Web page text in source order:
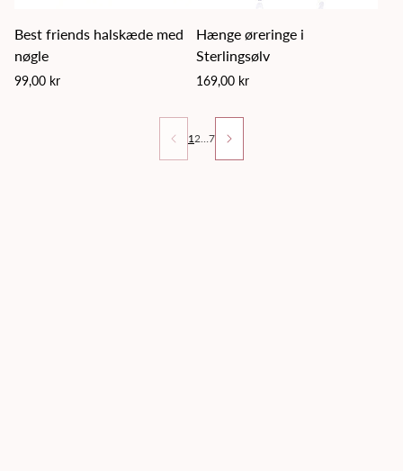
Best friends halskæde med
nøgle
Regular
99,00 kr
Hænge øreringe i
Sterlingsølv
Regular
169,00 kr
1 2 7